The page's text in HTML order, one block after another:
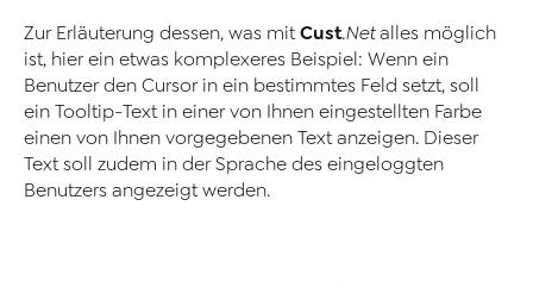
Zur Erläuterung dessen, was mitCust.Netalles möglich
ist, hier ein etwas komplexeres Beispiel: Wenn ein
Benutzer den Cursor in ein bestimmtes Feld setzt, soll
ein Tooltip-Text in einer von Ihnen eingestellten Farbe
einen von Ihnen vorgegebenen Text anzeigen. Dieser
Text soll zudem in der Sprache des eingeloggten
Benutzers angezeigt werden.